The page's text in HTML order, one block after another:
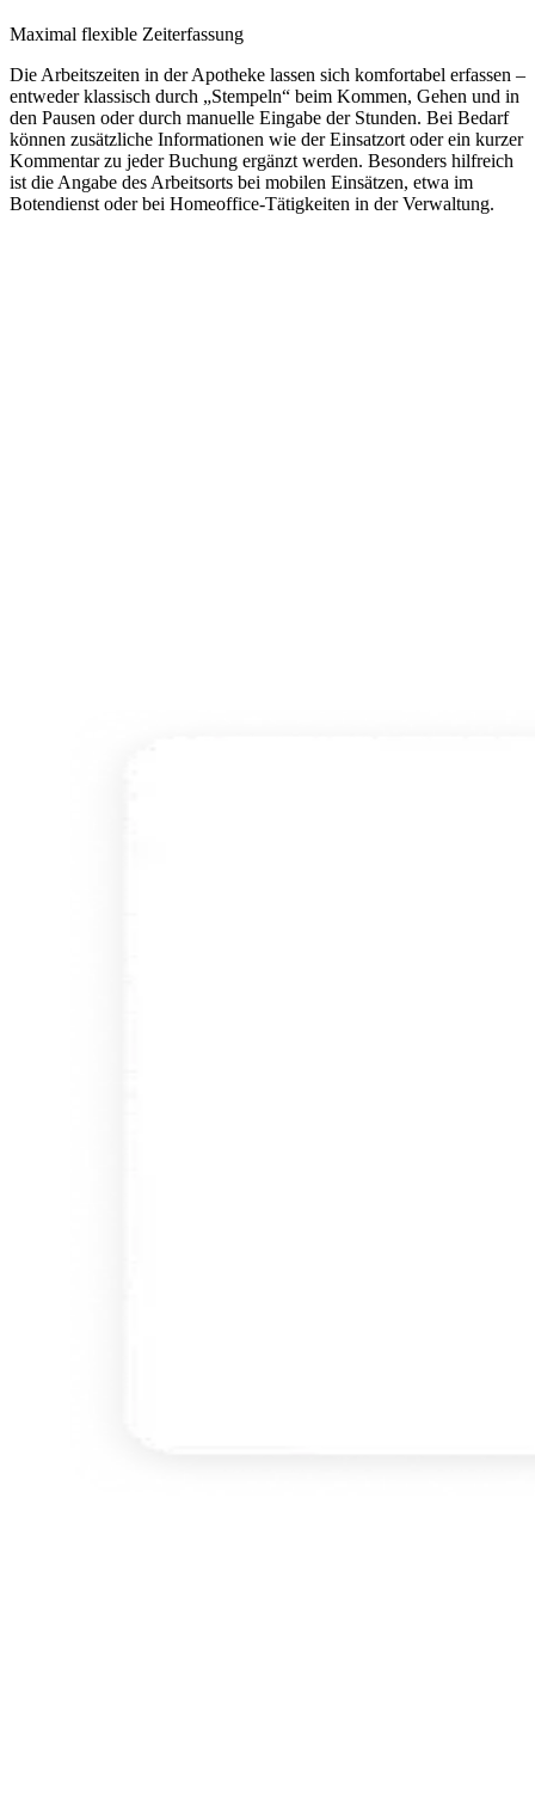
Maximal flexible Zeiterfassung
Die Arbeitszeiten in der Apotheke lassen sich komfortabel erfassen –
entweder klassisch durch „Stempeln“ beim Kommen, Gehen und in
den Pausen oder durch manuelle Eingabe der Stunden. Bei Bedarf
können zusätzliche Informationen wie der Einsatzort oder ein kurzer
Kommentar zu jeder Buchung ergänzt werden. Besonders hilfreich
ist die Angabe des Arbeitsorts bei mobilen Einsätzen, etwa im
Botendienst oder bei Homeoffice-Tätigkeiten in der Verwaltung.